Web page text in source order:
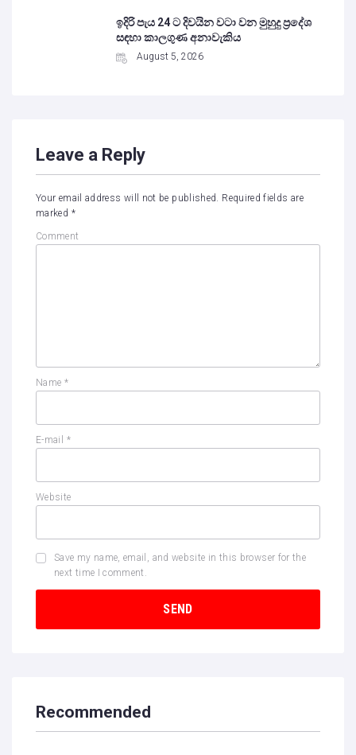
ඉදිරි පැය 24 ට දිවයින වටා වන මුහුදු ප්‍රදේශ
සඳහා කාලගුණ අනාවැකිය
August 5, 2026
Leave a Reply
Your email address will not be published. Required fields are
marked *
Comment
Name *
E-mail *
Website
Save my name, email, and website in this browser for the
next time I comment.
Recommended